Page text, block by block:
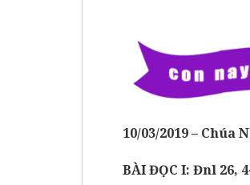
10/03/2019 – Chúa
BÀI ĐỌC I: Đnl 26,